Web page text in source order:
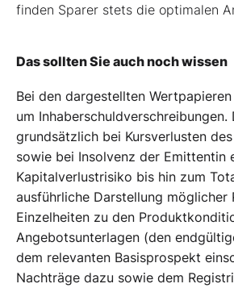
finden Sparer stets die optimalen
Das sollten Sie auch noch wissen
Bei den dargestellten
um
grundsätzlich bei Kursverlusten
sowie bei Insolvenz der Emittentin
Kapitalverlustrisiko bis hin zum
ausführliche Darstellung möglicher
Einzelheiten zu den
Angebotsunterlagen (den
dem relevanten Basisprospekt
Nachträge dazu sowie dem